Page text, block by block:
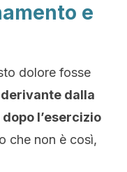
e
dolore fosse
dalla
l’esercizio
che non è così,